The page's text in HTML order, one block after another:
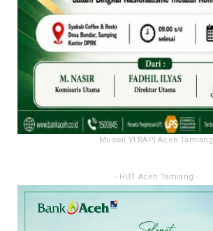
Muswil VI RAPI Aceh Tamiang
- HUT Aceh Tamiang -